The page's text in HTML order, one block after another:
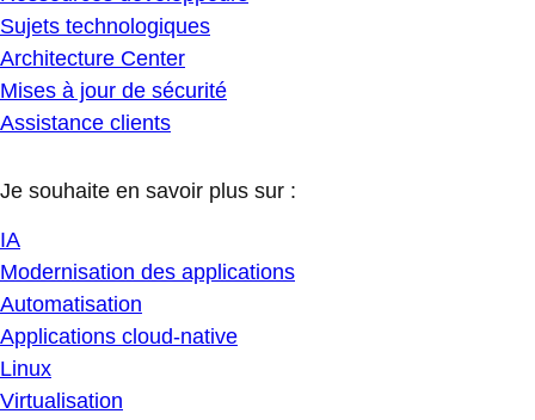
Sujets technologiques
Architecture Center
Mises à jour de sécurité
Assistance clients
Je souhaite en savoir plus sur :
IA
Modernisation des applications
Automatisation
Applications cloud-native
Linux
Virtualisation